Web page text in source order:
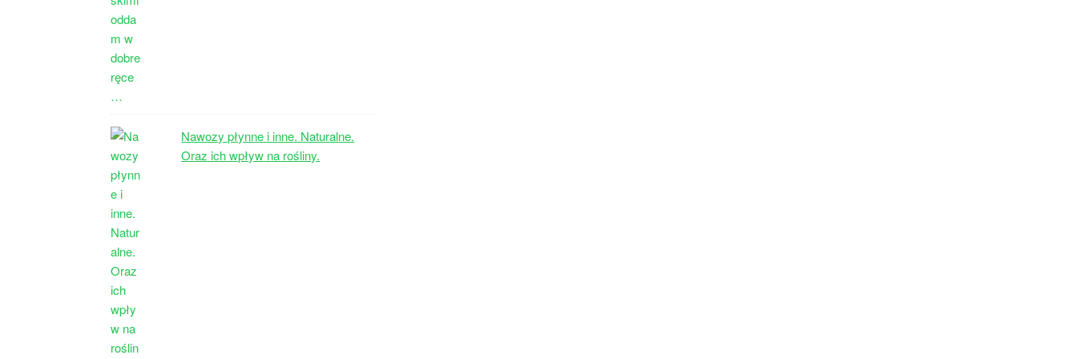
Nawozy płynne i inne. Naturalne.
Oraz ich wpływ na rośliny.